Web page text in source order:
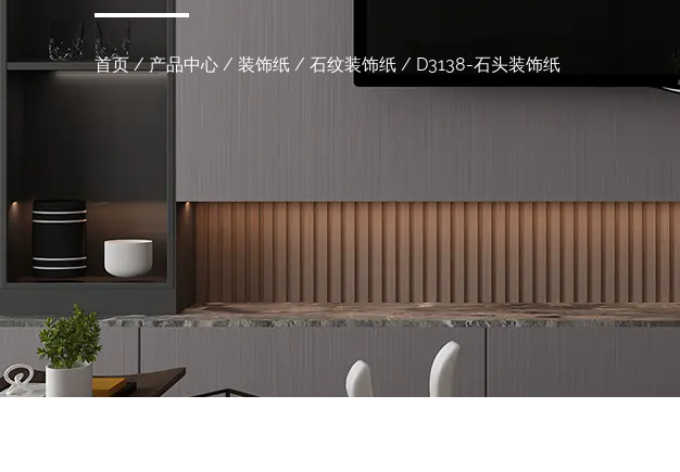
首页/产品中心 / 装饰纸 / 石纹装饰纸 / D3138-石头装饰纸